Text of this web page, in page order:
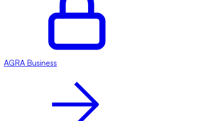
AGRA Business